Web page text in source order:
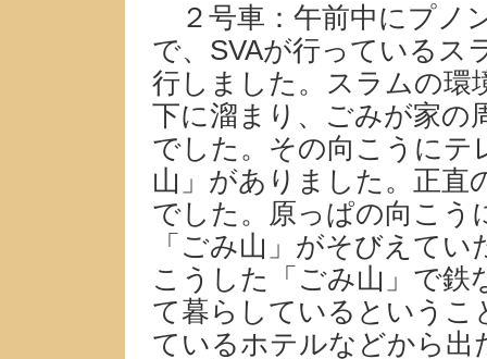
２号車：午前中にプノ
で、SVAが行っているス
行しました。スラムの環
下に溜まり、ごみが家の
でした。その向こうに
山」がありました。正直
でした。原っぱの向こう
「ごみ山」がそびえて
こうした「ごみ山」で鉄
て暮らしているというこ
ているホテルなどから出